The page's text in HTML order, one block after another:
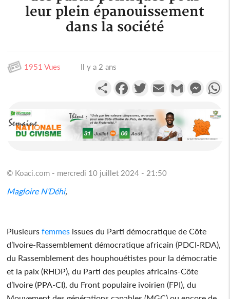
leur plein épanouissement
dans la société
1951 Vues Il y a 2 ans
PartagerFacebookTwitterEmail Gmail
© Koaci.com - mercredi 10 juillet 2024 - 21:50
Magloire N’Déhi,
Plusieurs femmes issues du Parti démocratique de Côte
d’Ivoire-Rassemblement démocratique africain (PDCI-RDA),
du Rassemblement des houphouétistes pour la démocratie
et la paix (RHDP), du Parti des peuples africains-Côte
d’Ivoire (PPA-CI), du Front populaire ivoirien (FPI), du